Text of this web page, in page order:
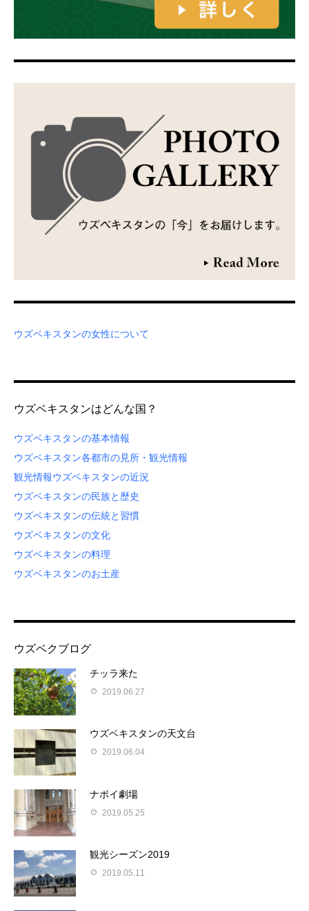
ウズベキスタンの女性について
ウズベキスタンはどんな国？
ウズベキスタンの基本情報
ウズベキスタン各都市の見所・観光情報
観光情報ウズベキスタンの近況
ウズベキスタンの民族と歴史
ウズベキスタンの伝統と習慣
ウズベキスタンの文化
ウズベキスタンの料理
ウズベキスタンのお土産
ウズベクブログ
チッラ来た
2019.06.27
ウズベキスタンの天文台
2019.06.04
ナボイ劇場
2019.05.25
観光シーズン2019
2019.05.11